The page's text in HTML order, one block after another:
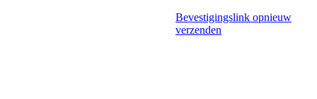
Bevestigingslink opnieuw
verzenden